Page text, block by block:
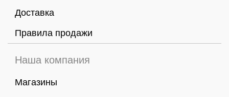
Доставка
Правила продажи
Наша компания
Магазины